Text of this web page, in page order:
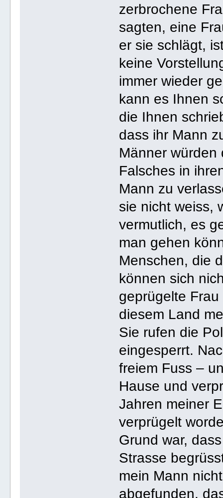
zerbrochene
sagten, eine
er sie schlägt,
keine
immer wieder
kann es Ihnen
die Ihnen
dass ihr Mann
Männer
Falsches in
Mann zu
sie nicht weiss,
vermutlich, es
man gehen
Menschen, die
können sich
geprügelte
diesem Land
Sie rufen die
eingesperrt.
freiem Fuss –
Hause und
Jahren meiner
verprügelt
Grund war,
Strasse
mein Mann
abgefunden,